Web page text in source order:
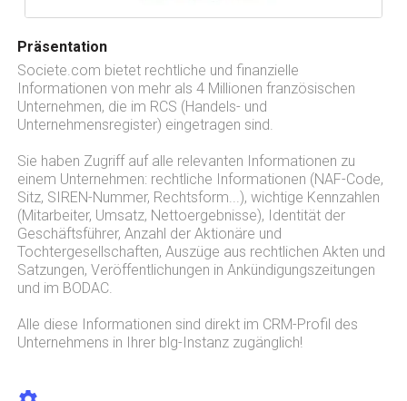
Präsentation
Societe.com bietet rechtliche und finanzielle
Informationen von mehr als 4 Millionen französischen
Unternehmen, die im RCS (Handels- und
Unternehmensregister) eingetragen sind.
Sie haben Zugriff auf alle relevanten Informationen zu
einem Unternehmen: rechtliche Informationen (NAF-Code,
Sitz, SIREN-Nummer, Rechtsform...), wichtige Kennzahlen
(Mitarbeiter, Umsatz, Nettoergebnisse), Identität der
Geschäftsführer, Anzahl der Aktionäre und
Tochtergesellschaften, Auszüge aus rechtlichen Akten und
Satzungen, Veröffentlichungen in Ankündigungszeitungen
und im BODAC.
Alle diese Informationen sind direkt im CRM-Profil des
Unternehmens in Ihrer blg-Instanz zugänglich!